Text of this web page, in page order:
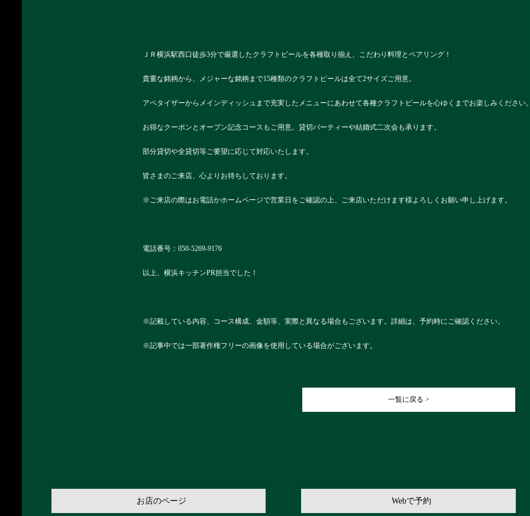
ＪＲ横浜駅西口徒歩3分で厳選したクラフトビールを各種取り揃え、こだわり料理とペアリング！
貴重な銘柄から、メジャーな銘柄まで15種類のクラフトビールは全て2サイズご用意。
アペタイザーからメインディッシュまで充実したメニューにあわせて各種クラフトビールを心ゆくまでお楽しみください
お得なクーポンとオープン記念コースもご用意。貸切パーティーや結婚式二次会も承ります。
部分貸切や全貸切等ご要望に応じて対応いたします。
皆さまのご来店、心よりお待ちしております。
※ご来店の際はお電話かホームページで営業日をご確認の上、ご来店いただけます様よろしくお願い申し上げます。
電話番号：050-5269-9176
以上、横浜キッチンPR担当でした！
※記載している内容、コース構成、金額等、実際と異なる場合もございます。詳細は、予約時にご確認ください。
※記事中では一部著作権フリーの画像を使用している場合がございます。
一覧に戻る >
お店のページ Webで予約